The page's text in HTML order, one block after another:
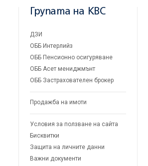
Групата на KBC
ДЗИ
ОББ Интерлийз
ОББ Пенсионно осигуряване
ОББ Асет мениджмънт
ОББ Застрахователен брокер
Продажба на имоти
Условия за ползване на сайта
Бисквитки
Защита на личните данни
Важни документи